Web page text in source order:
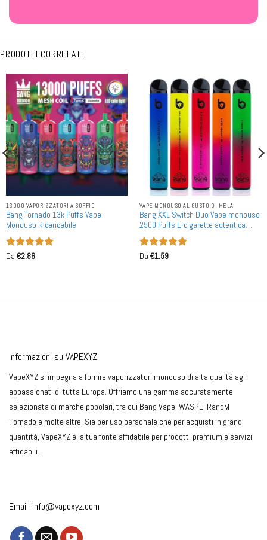
PRODOTTI CORRELATI
13000 VAPORIZZATORI A SOFFIO
Bang Tornado 13k Puffs Vape
Monouso Ricaricabile
Valutato
Da €2.86
VAPE MONOUSO AL GUSTO DI MELA
Bang XXL Switch Duo Vape monouso
2500 Puffs E-cigarette autentica
Acquisto in bulk
Valutato
Da €1.59
Informazioni su VAPEXYZ
VapeXYZ si impegna a fornire vaporizzatori monouso di alta qualità agli
appassionati di tutta Europa. Offriamo una gamma accuratamente
selezionata di marche popolari, tra cui Bang Vape, WASPE, RandM
Tornado e molte altre. Sia per uso personale che per acquisti in grandi
quantità, VapeXYZ è la tua fonte affidabile per prodotti premium e servizi
affidabili.
Email: info@vapexyz.com